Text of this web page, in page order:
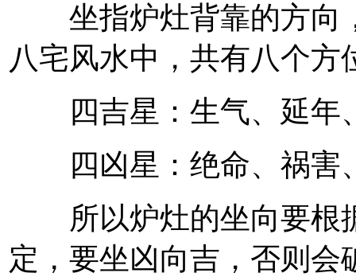
坐指炉灶背靠的方向
八宅风水中，共有八个方
四吉星：生气、延年
四凶星：绝命、祸害
所以炉灶的坐向要根
定，要坐凶向吉，否则会